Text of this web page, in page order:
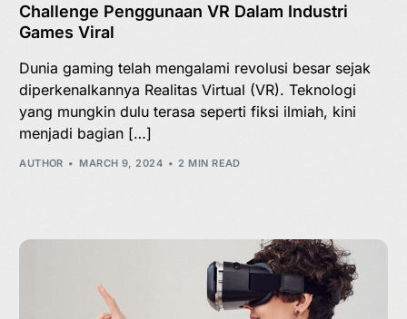
Challenge Penggunaan VR Dalam Industri
Games Viral
Dunia gaming telah mengalami revolusi besar sejak
diperkenalkannya Realitas Virtual (VR). Teknologi
yang mungkin dulu terasa seperti fiksi ilmiah, kini
menjadi bagian […]
AUTHOR MARCH 9, 2024 2 MIN READ